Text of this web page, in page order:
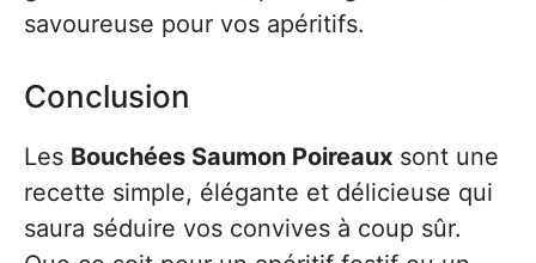
savoureuse pour vos apéritifs.
Conclusion
Les Bouchées Saumon Poireaux sont une
recette simple, élégante et délicieuse qui
saura séduire vos convives à coup sûr.